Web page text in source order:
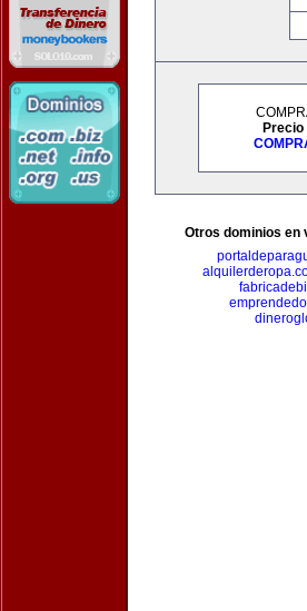
Precio
Otros dominios en